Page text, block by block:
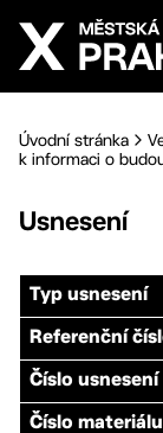
Přejít na
Úvodní stránka
k informaci o
Usnesení
Typ usnesení
Referenční
Číslo usnesení
Číslo materiálu